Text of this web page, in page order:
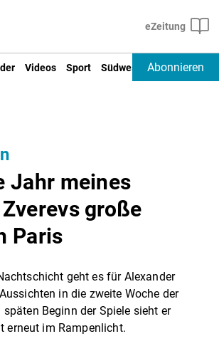
Videos Sport Südwest Deutschland
Abonnieren
Jahr meines
große
Paris
geht es für Alexander
in die zweite Woche der
späten Beginn der Spiele sieht er
erneut im Rampenlicht.